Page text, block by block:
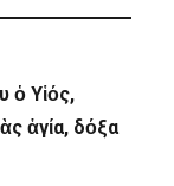
ὁ Υἱός,
ἁγία, δόξα